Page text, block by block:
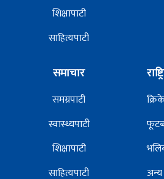
शिक्षापाटी
साहित्यपाटी
समाचार
समग्रपाटी
स्वास्थ्यपाटी
शिक्षापाटी
साहित्यपाटी